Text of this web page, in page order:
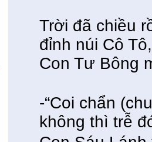
Trời đã chiều
đỉnh núi Cô
Con Tư Bông
-“Coi chẩn
không thì trễ